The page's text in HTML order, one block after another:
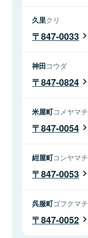
久里クリ
847-0033
神田コウダ
847-0824
米屋町コメヤマチ
847-0054
紺屋町コンヤマチ
847-0053
呉服町ゴフクマチ
847-0052